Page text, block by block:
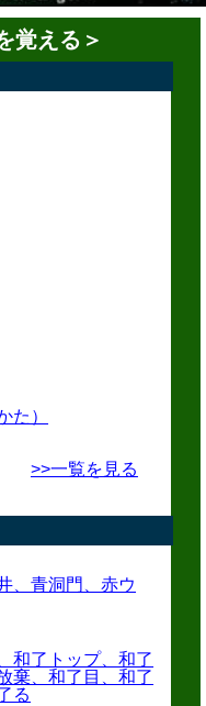
覚える＞
た）
>>一覧を見る
、青洞門、赤ウ
和了トップ、和了
棄、和了目、和了
る